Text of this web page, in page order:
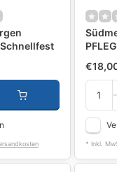
* Inkl.